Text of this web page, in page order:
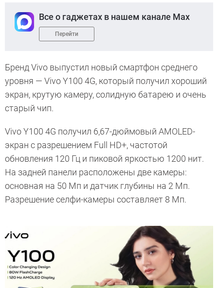
Все о гаджетах в нашем канале Max
Перейти
Бренд Vivo выпустил новый смартфон среднего
уровня — Vivo Y100 4G, который получил хороший
экран, крутую камеру, солидную батарею и очень
старый чип.
Vivo Y100 4G получил 6,67-дюймовый AMOLED-
экран с разрешением Full HD+, частотой
обновления 120 Гц и пиковой яркостью 1200 нит.
На задней панели расположены две камеры:
основная на 50 Мп и датчик глубины на 2 Мп.
Разрешение селфи-камеры составляет 8 Мп.